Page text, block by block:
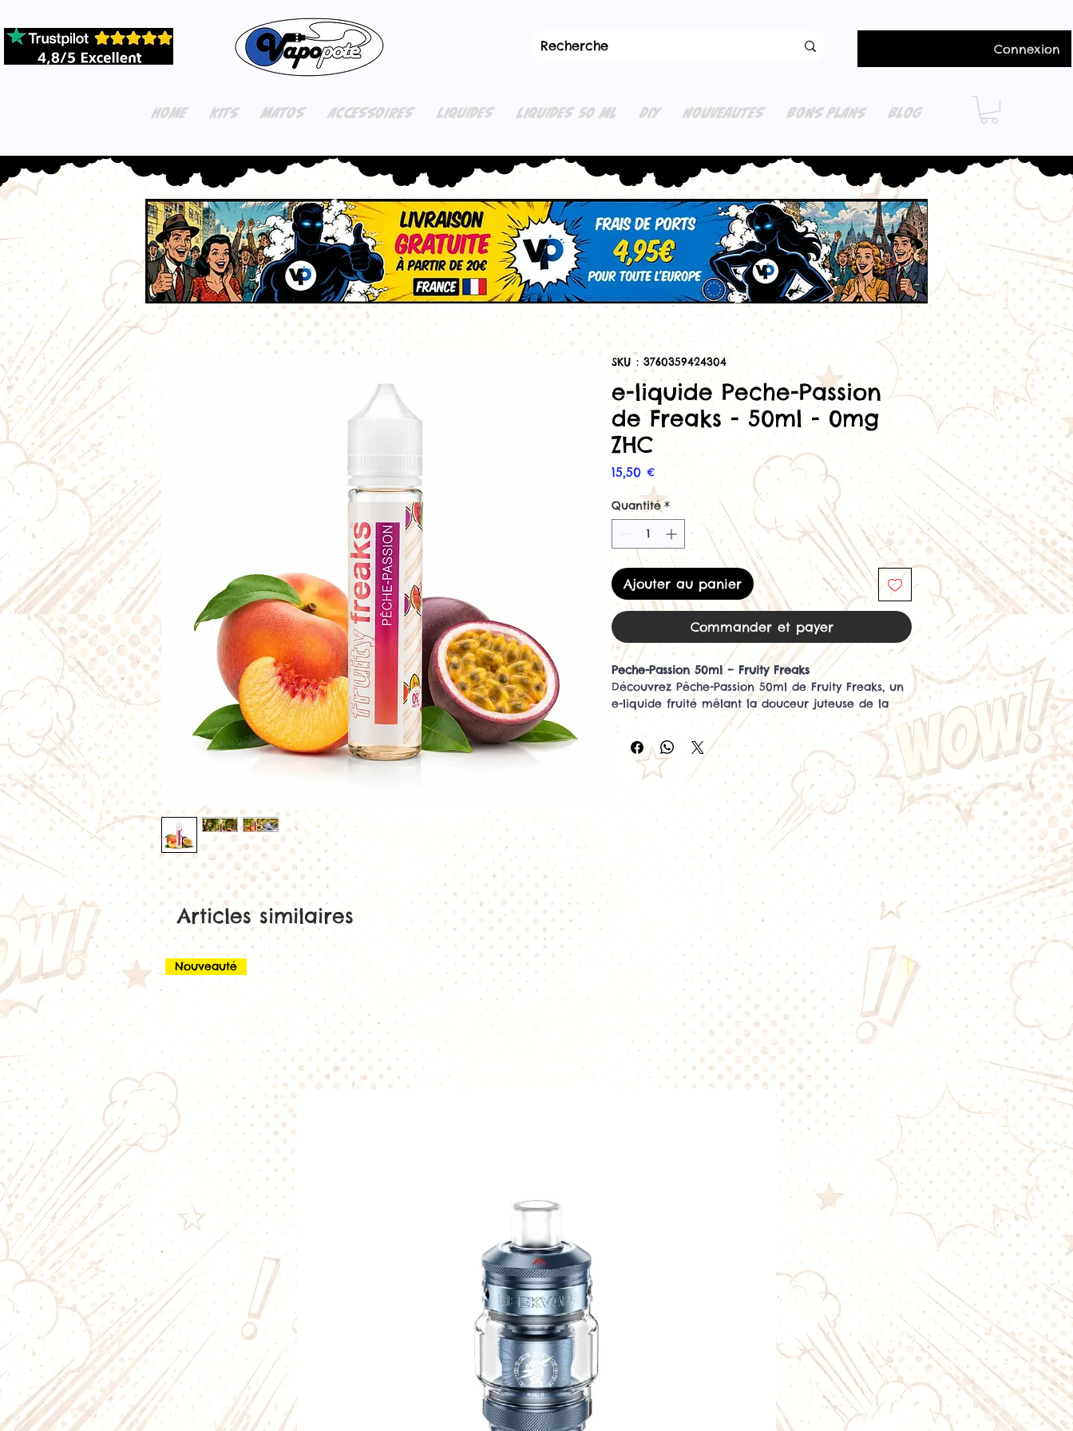
Connexion
HOME KITS MATOS ACCESSOIRES LIQUIDES LIQUIDES 50 ML DIY NOUVEAUTES BONS PLANS BLOG
SKU : 3760359424304
e-liquide Peche-Passion
de Freaks - 50ml - 0mg
ZHC
15,50 €Prix
Quantité *
Ajouter au panier
Commander et payer
Peche-Passion 50ml – Fruity Freaks
Découvrez Pêche-Passion 50ml de Fruity Freaks, un
e-liquide fruité mêlant la douceur juteuse de la
pêche à l’intensité exotique du fruit de la passion.
Une recette fraîche, ensoleillée et parfaitement
équilibrée.
Points forts
Saveur pêche & fruit de la passion
Format 50ml sans nicotine
Vape fruitée et exotique
Ratio PG/VG équilibré
Idéal en all-day
Compatible avec la majorité des cigarettes
électroniques
Le e-liquide Pêche-Passion 50ml de Fruity Freaks
propose une association fruitée intense et
rafraîchissante entre une pêche sucrée et veloutée
et un fruit de la passion exotique légèrement
Dès l’inhalation, la pêche apporte une sensation
douce et juteuse, rapidement relevée par la
fraîcheur tropicale et pétillante du fruit de la
passion. Cette combinaison parfaitement équilibrée
offre une vape légère, estivale et pleine de
Grâce à son ratio PG/VG 50/50, Pêche-Passion
assure un excellent compromis entre rendu
aromatique, hit modéré et production de vapeur.
électroniques, il conviendra aussi bien aux
amateurs de vape MTL qu’aux utilisateurs DL
Son format 50ml sans nicotine permet également
Notes fruitées fraîches et légèrement acidulées
Saveur : Pêche / Fruit de la passion
Articles similaires
Nouveauté Nouveauté